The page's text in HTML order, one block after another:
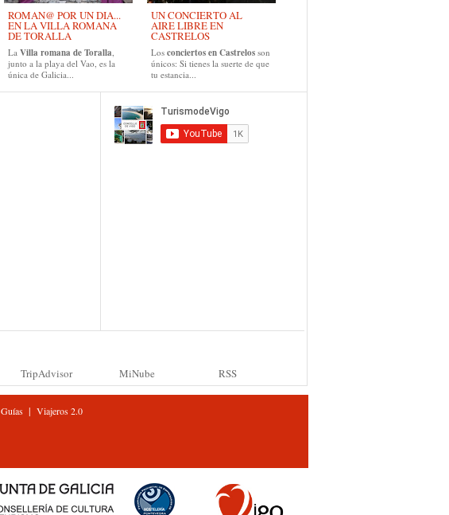
ROMAN@ POR UN DIA...
EN LA VILLA ROMANA
DE TORALLA
La Villa romana de Toralla,
junto a la playa del Vao, es la
única de Galicia...
UN CONCIERTO AL
AIRE LIBRE EN
CASTRELOS
Los conciertos en Castrelos son
únicos: Si tienes la suerte de que
tu estancia...
TripAdvisor MiNube RSS
Guías| Viajeros 2.0